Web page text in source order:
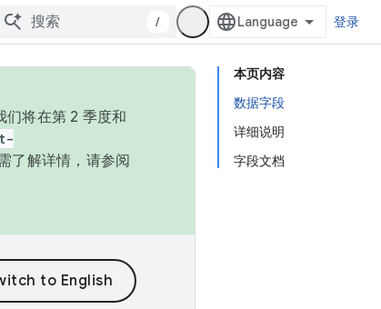
/ 登录
本页内容
数据字段
详细说明
字段文档
们将在第 2 季度和
了解详情，请参阅